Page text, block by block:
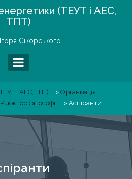
(ТЕУТ і АЕС,
ТПТ)
Сікорського
і АЕС, ТПТ) > Організація
доктор фітософії > Аспіранти